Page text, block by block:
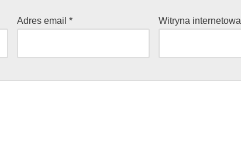
Adres email* Witryna internetowa